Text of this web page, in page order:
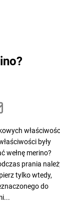
były
wełnę merino?
prania
tylko wtedy,
do